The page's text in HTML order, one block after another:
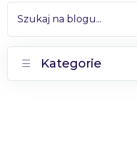
Szukaj na blogu...
Kategorie